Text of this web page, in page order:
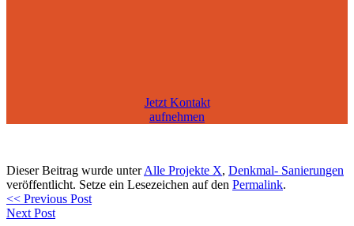
Jetzt Kontakt
aufnehmen
Dieser Beitrag wurde unterAlle Projekte X, Denkmal- Sanierungen
veröffentlicht. Setze ein Lesezeichen auf den Permalink.
<< Previous Post
Next Post